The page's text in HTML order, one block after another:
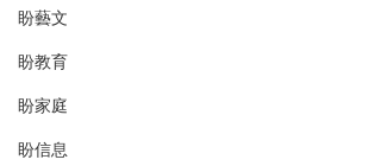
盼藝文
盼教育
盼家庭
盼信息